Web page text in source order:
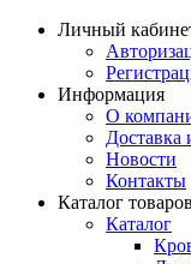
Личный
Информация
О
Доставка
Новости
Контакты
Каталог товаров
Каталог